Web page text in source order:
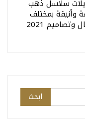
سلاسل ذهب
وأنيقة بمختلف
وتصاميم 2021